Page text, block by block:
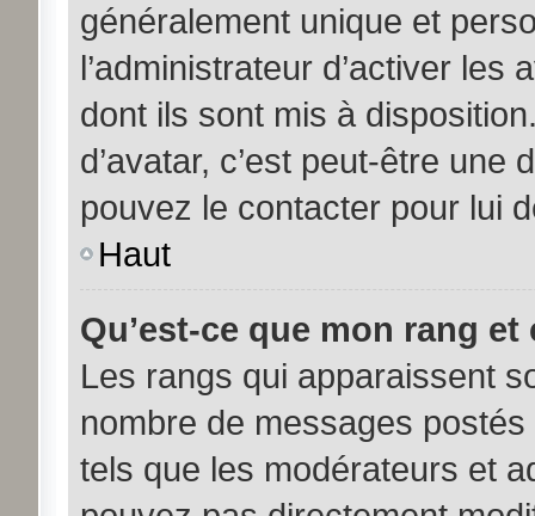
généralement unique et
l’administrateur d’activer
dont ils sont mis à
d’avatar, c’est peut-être une
pouvez le contacter pour lui
Haut
Qu’est-ce que mon rang
Les rangs qui apparaissent
nombre de messages
tels que les modérateurs et